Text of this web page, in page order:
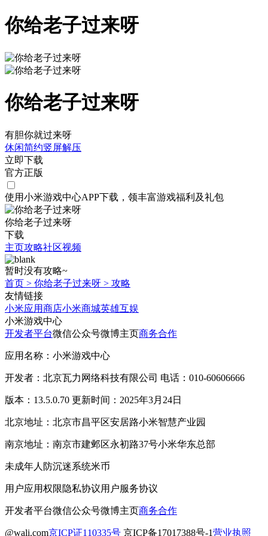
你给老子过来呀
你给老子过来呀
有胆你就过来呀
休闲简约竖屏解压
立即下载
官方正版
使用小米游戏中心APP下载 ，领丰富游戏福利 及礼包
你给老子过来呀
下载
主页攻略社区视频
暂时没有攻略~
首页 > 你给老子过来呀 > 攻略
友情链接
小米应用商店小米商城英雄互娱
小米游戏中心
开发者平台微信公众号微博主页商务合作
应用名称：小米游戏中心
开发者：北京瓦力网络科技有限公司 电话：010-60606666
版本：13.5.0.70 更新时间：2025年3月24日
北京地址：北京市昌平区安居路小米智慧产业园
南京地址：南京市建邺区永初路37号小米华东总部
未成年人防沉迷系统米币
用户应用权限隐私协议用户服务协议
开发者平台微信公众号微博主页商务合作
@wali.com京ICP证110335号 京ICP备17017388号-1营业执照